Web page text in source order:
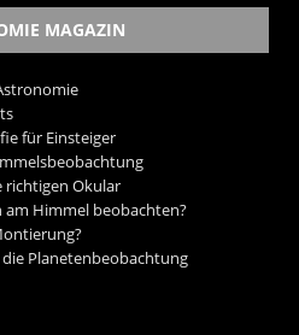
MAGAZIN
für Einsteiger
richtigen Okular
am Himmel beobachten?
Planetenbeobachtung